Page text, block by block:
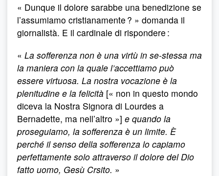
« Dunque il dolore sarabbe una benedizione se
l’assumiamo cristianamente ? » domanda il
giornalistà. E il cardinale di rispondere :
« La sofferenza non è una virtù in se-stessa ma
la maniera con la quale l’accettiamo può
essere virtuosa. La nostra vocazione è la
plenitudine e la felicità [« non in questo mondo
diceva la Nostra Signora di Lourdes a
Bernadette, ma nell’altro »] e quando la
proseguiamo, la sofferenza è un limite. È
perché il senso della sofferenza lo capiamo
perfettamente solo attraverso il dolore del Dio
fatto uomo, Gesù Crsito. »